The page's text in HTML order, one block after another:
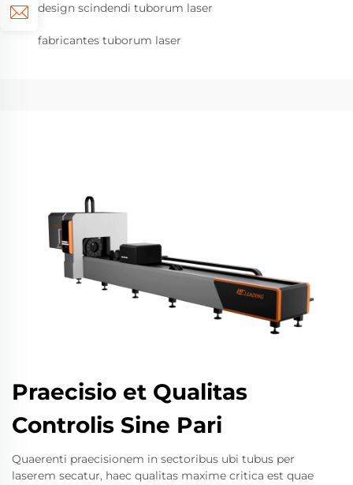
design scindendi tuborum laser
fabricantes tuborum laser
Praecisio et Qualitas
Controlis Sine Pari
Quaerenti praecisionem in sectoribus ubi tubus per
laserem secatur, haec qualitas maxime critica est quae